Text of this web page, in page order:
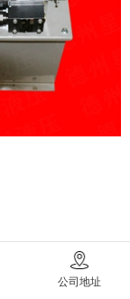
公司地址